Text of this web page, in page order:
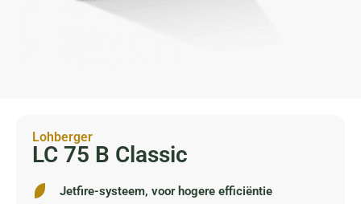
Lohberger
LC 75 B Classic
Jetfire-systeem, voor hogere efficiëntie